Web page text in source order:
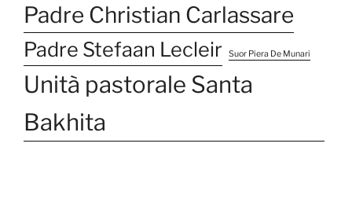
Padre Christian Carlassare
Padre Stefaan Lecleir Suor Piera De Munari
Unità pastorale Santa
Bakhita